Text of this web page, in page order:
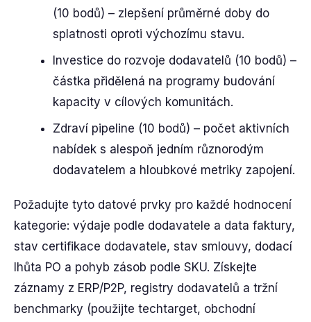
(10 bodů) – zlepšení průměrné doby do
splatnosti oproti výchozímu stavu.
Investice do rozvoje dodavatelů (10 bodů) –
částka přidělená na programy budování
kapacity v cílových komunitách.
Zdraví pipeline (10 bodů) – počet aktivních
nabídek s alespoň jedním různorodým
dodavatelem a hloubkové metriky zapojení.
Požadujte tyto datové prvky pro každé hodnocení
kategorie: výdaje podle dodavatele a data faktury,
stav certifikace dodavatele, stav smlouvy, dodací
lhůta PO a pohyb zásob podle SKU. Získejte
záznamy z ERP/P2P, registry dodavatelů a tržní
benchmarky (použijte techtarget, obchodní